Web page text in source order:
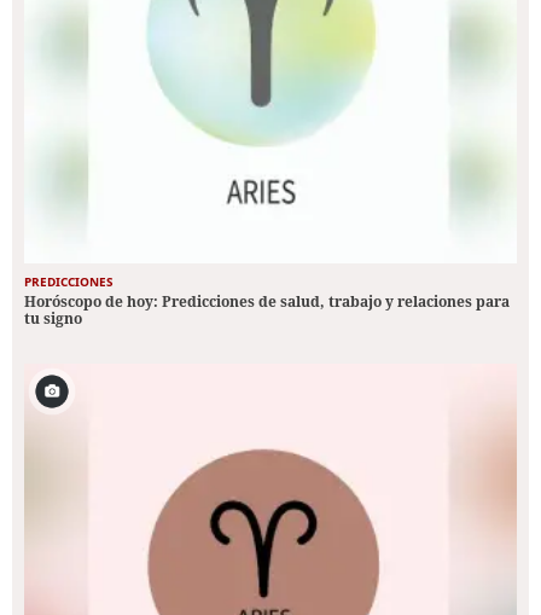
PREDICCIONES
Horóscopo de hoy: Predicciones de salud, trabajo y relaciones para
tu signo